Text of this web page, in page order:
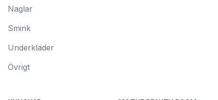
Naglar
Smink
Underkläder
Övrigt